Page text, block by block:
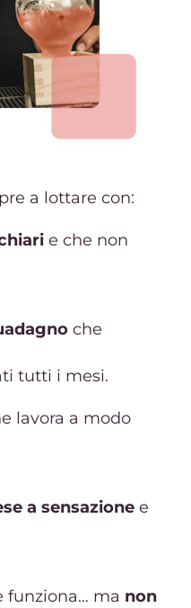
a lottare con:
e che non
che
tutti i mesi.
lavora a modo
a sensazione e
funziona… ma non